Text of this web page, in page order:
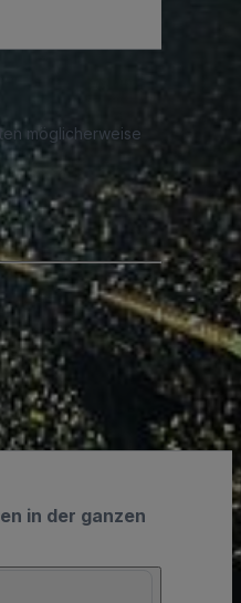
möglicherweise
in der ganzen